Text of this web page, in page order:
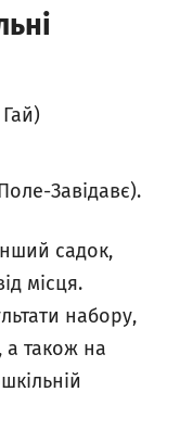
Завідавє).
садок,
місця.
набору,
а також на